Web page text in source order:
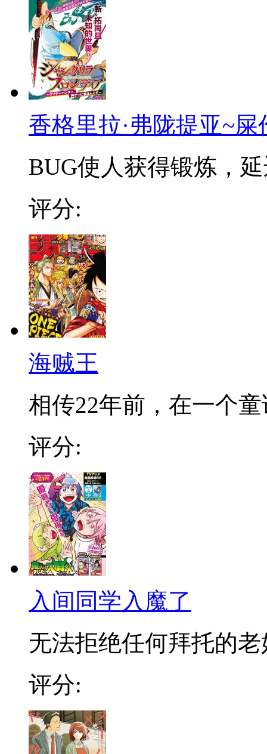
香格里拉·弗陇提亚~
BUG使人获得锻炼，
评分:
海贼王
相传22年前，在一个
评分:
入间同学入魔了
无法拒绝任何拜托的老
评分: